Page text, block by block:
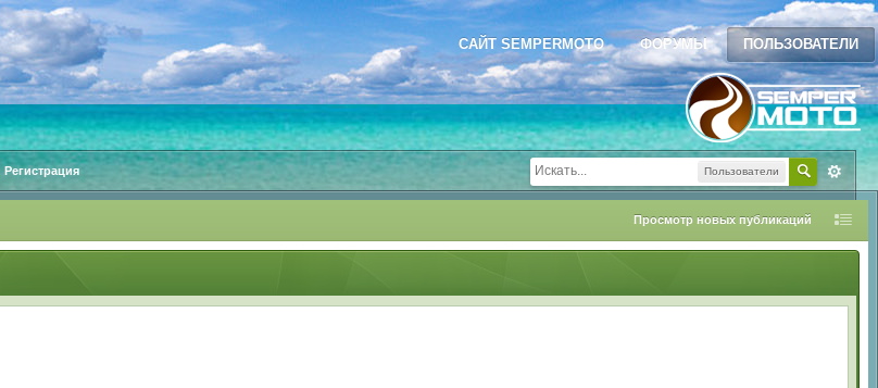
САЙТ SEMPERMOTO ФОРУМЫ ПОЛЬЗОВАТЕЛИ
Пользователи
Регистрация
Просмотр новых публикаций